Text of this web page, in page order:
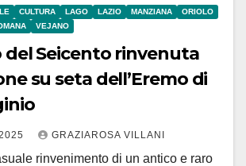
CULTURA LAGO LAZIO MANZIANA
ORIOLO
VEJANO
del Seicento rinvenuta
su seta dell’Eremo di
GRAZIAROSA VILLANI
rinvenimento di un antico e raro